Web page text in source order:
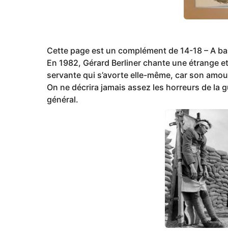
Cette page est un complément de 14-18 – A
En 1982, Gérard Berliner chante une étrange
servante qui s’avorte elle-même, car son
On ne décrira jamais assez les horreurs de la
général.